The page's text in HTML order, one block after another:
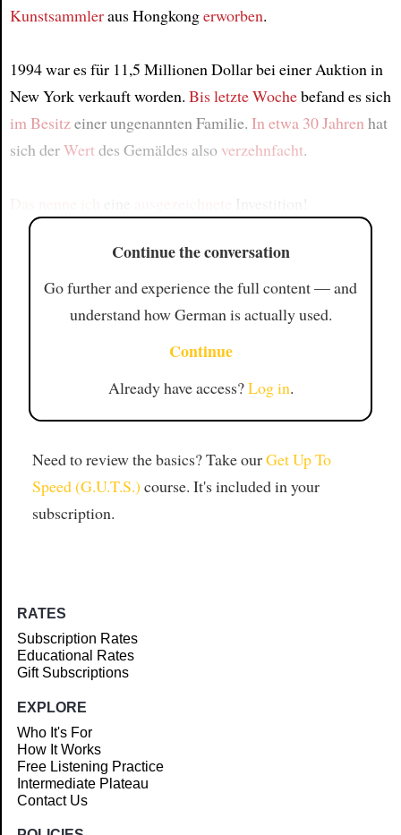
Kunstsammleraus Hongkongerworben.
1994 war es für 11,5 Millionen Dollar bei einer Auktion in
New York verkauft worden. Bis letzte Wochebefand es sich
im Besitzeiner ungenannten Familie. In etwa 30 Jahrenhat
sich derWertdes Gemäldes also verzehnfacht.
Continue the conversation
Go further and experience the full content — and
understand how German is actually used.
Continue
Already have access?Log in.
Need to review the basics? Take ourGet Up To
Speed (G.U.T.S.) course. It's included in your
subscription.
RATES
Subscription Rates
Educational Rates
Gift Subscriptions
EXPLORE
Who It's For
How It Works
Free Listening Practice
Intermediate Plateau
Contact Us